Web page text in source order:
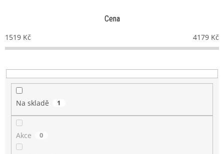
o
d
k
t
Cena
1519 Kč 4179 Kč
Na skladě 1
Akce 0